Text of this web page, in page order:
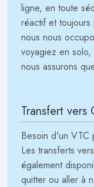
ligne, en toute
réactif et toujours
nous nous
voyagiez en
nous assurons
Transfert
Besoin d'un VTC
Les transferts
également
quitter ou aller à